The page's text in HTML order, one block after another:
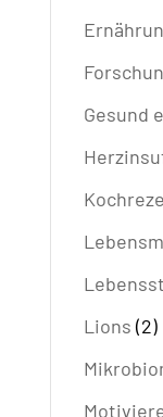
Gesund
Lions (2)